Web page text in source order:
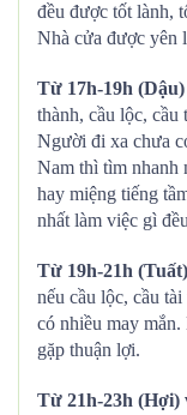
đều được tốt lành,
Nhà cửa được yên
Từ 17h-19h
thành, cầu lộc, cầu
Người đi xa chưa
Nam thì tìm nhanh
hay miệng tiếng
nhất làm việc gì
Từ 19h-21h
nếu cầu lộc, cầu
có nhiều may
gặp thuận lợi.
Từ 21h-23h (Hợi)